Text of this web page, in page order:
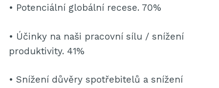
• Potenciální globální recese. 70%
• Účinky na naši pracovní sílu / snížení
produktivity. 41%
• Snížení důvěry spotřebitelů a snížení